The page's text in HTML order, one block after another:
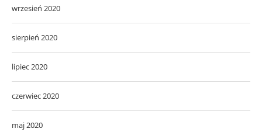
wrzesień 2020
sierpień 2020
lipiec 2020
czerwiec 2020
maj 2020